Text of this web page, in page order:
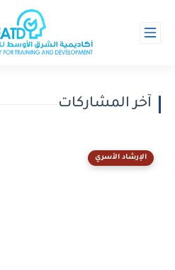
آخر المشاركات
الإرشاد الأسري